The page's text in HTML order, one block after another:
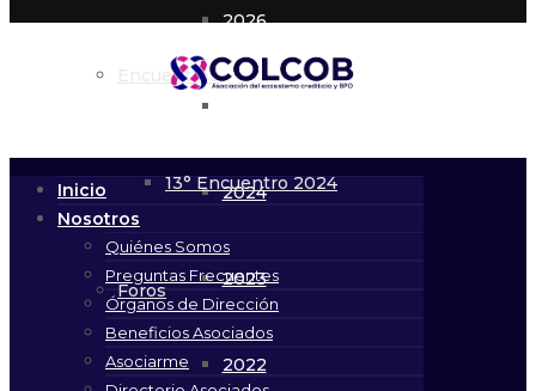
2026
2024
2023
2022
Encuentros
13° Encuentro 2024
Foros
Inicio
Nosotros
Quiénes Somos
Preguntas Frecuentes
Órganos de Dirección
Beneficios Asociados
Asociarme